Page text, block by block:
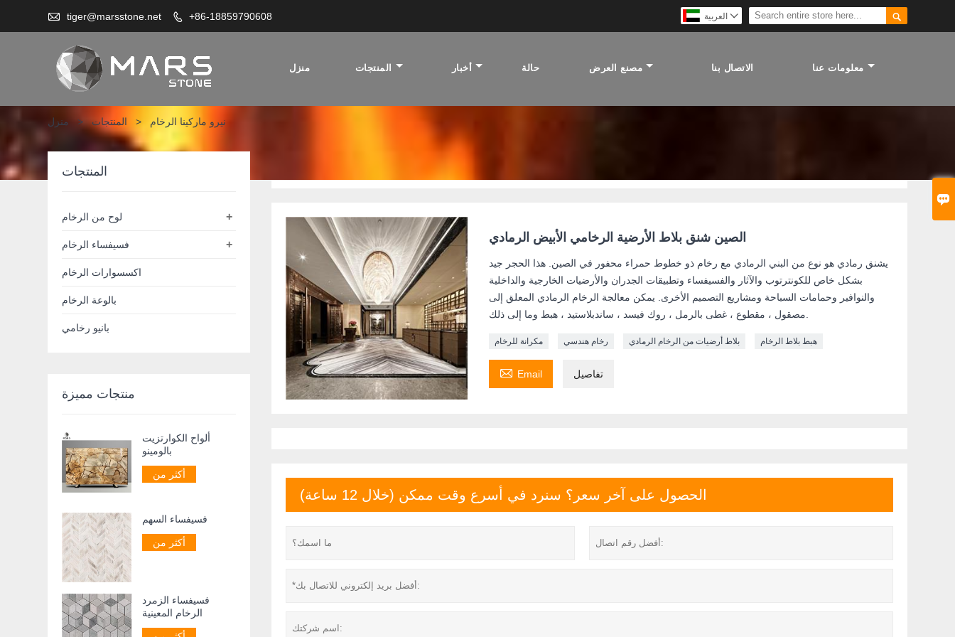

 tiger@marsstone.net  +86-18859790608  العربية 
منزل المنتجات أخبار حالة مصنع العرض الاتصال بنا معلومات عنا
منزل > المنتجات > نيرو ماركينا الرخام
الصين شنق بلاط الأرضية الرخامي الأبيض الرمادي
يشنق رمادي هو نوع من البني الرمادي مع رخام ذو خطوط حمراء محفور في الصين. هذا الحجر جيد
بشكل خاص للكونترتوب والآثار والفسيفساء وتطبيقات الجدران والأرضيات الخارجية والداخلية
والنوافير وحمامات السباحة ومشاريع التصميم الأخرى. يمكن معالجة الرخام الرمادي المعلق إلى
مكرانة للرخام رخام هندسي بلاط أرضيات من الرخام الرمادي هبط بلاط الرخام
 Email تفاصيل
الحصول على آخر سعر؟ سنرد في أسرع وقت ممكن (خلال 12 ساعة)
المنتجات
+ لوح من الرخام
+ فسيفساء الرخام
اكسسوارات الرخام
بالوعة الرخام
بانيو رخامي
منتجات مميزة
ألواح الكوارتزيت
بالومينو
أكثر من
فسيفساء السهم
أكثر من
فسيفساء الزمرد
الرخام المعينية